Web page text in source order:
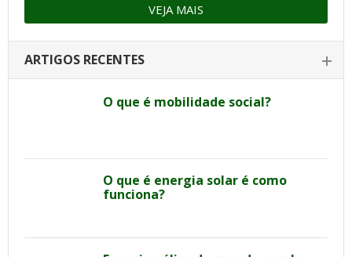
VEJA MAIS
ARTIGOS RECENTES
O que é mobilidade social?
O que é energia solar é como
funciona?